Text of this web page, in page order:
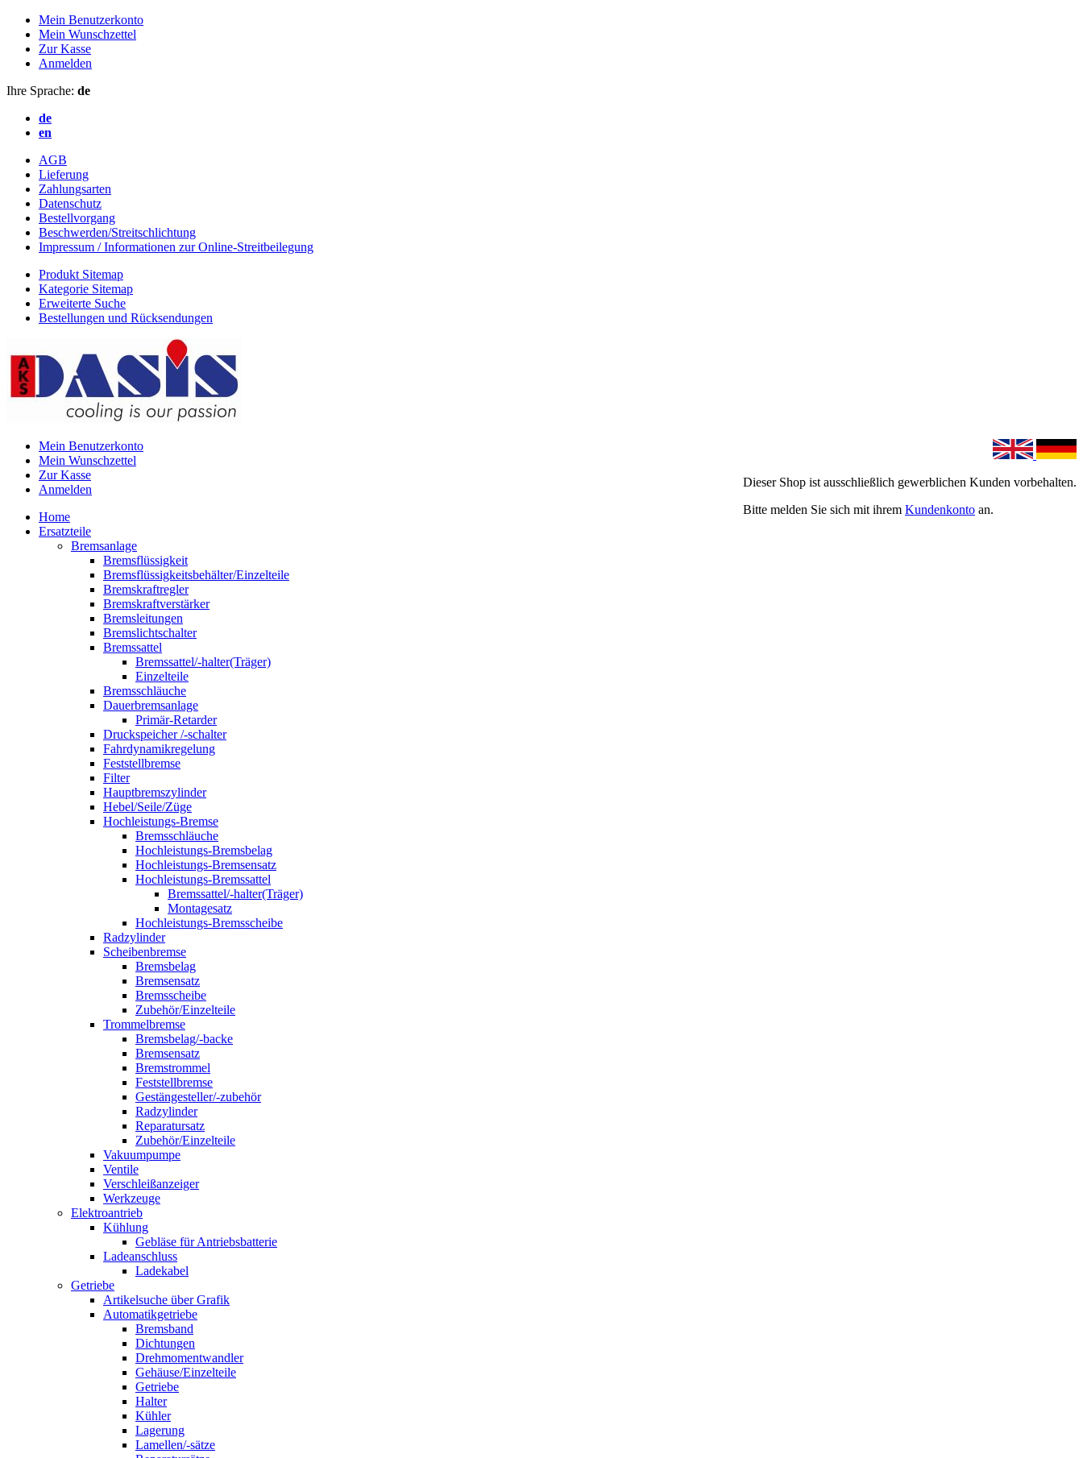
Mein Benutzerkonto
Mein Wunschzettel
Zur Kasse
Anmelden
Ihre Sprache: de
de
en
AGB
Lieferung
Zahlungsarten
Datenschutz
Bestellvorgang
Beschwerden/Streitschlichtung
Impressum / Informationen zur Online-Streitbeilegung
Produkt Sitemap
Kategorie Sitemap
Erweiterte Suche
Bestellungen und Rücksendungen
Dieser Shop ist ausschließlich gewerblichen Kunden vorbehalten.
Bitte melden Sie sich mit ihrem Kundenkonto an.
Mein Benutzerkonto
Mein Wunschzettel
Zur Kasse
Anmelden
Home
Ersatzteile
Bremsanlage
Bremsflüssigkeit
Bremsflüssigkeitsbehälter/Einzelteile
Bremskraftregler
Bremskraftverstärker
Bremsleitungen
Bremslichtschalter
Bremssattel
Bremssattel/-halter(Träger)
Einzelteile
Bremsschläuche
Dauerbremsanlage
Primär-Retarder
Druckspeicher /-schalter
Fahrdynamikregelung
Feststellbremse
Filter
Hauptbremszylinder
Hebel/Seile/Züge
Hochleistungs-Bremse
Bremsschläuche
Hochleistungs-Bremsbelag
Hochleistungs-Bremsensatz
Hochleistungs-Bremssattel
Bremssattel/-halter(Träger)
Montagesatz
Hochleistungs-Bremsscheibe
Radzylinder
Scheibenbremse
Bremsbelag
Bremsensatz
Bremsscheibe
Zubehör/Einzelteile
Trommelbremse
Bremsbelag/-backe
Bremsensatz
Bremstrommel
Feststellbremse
Gestängesteller/-zubehör
Radzylinder
Reparatursatz
Zubehör/Einzelteile
Vakuumpumpe
Ventile
Verschleißanzeiger
Werkzeuge
Elektroantrieb
Kühlung
Gebläse für Antriebsbatterie
Ladeanschluss
Ladekabel
Getriebe
Artikelsuche über Grafik
Automatikgetriebe
Bremsband
Dichtungen
Drehmomentwandler
Gehäuse/Einzelteile
Getriebe
Halter
Kühler
Lagerung
Lamellen/-sätze